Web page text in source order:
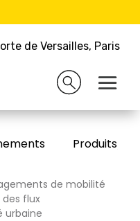
de Versailles, Paris
de Versailles, Paris
Produits/
de mobilité
flux
urbaine